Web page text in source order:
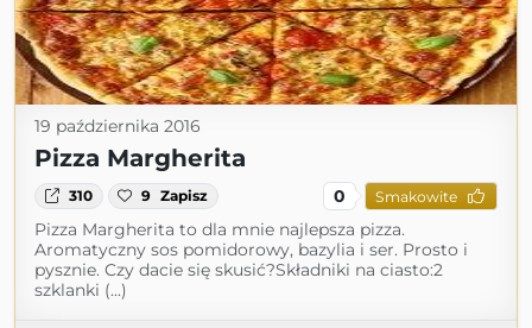
19 października 2016
Pizza Margherita
310 9 Zapisz 0 Smakowite
Pizza Margherita to dla mnie najlepsza pizza.
Aromatyczny sos pomidorowy, bazylia i ser. Prosto i
pysznie. Czy dacie się skusić?Składniki na ciasto:2
szklanki (...)